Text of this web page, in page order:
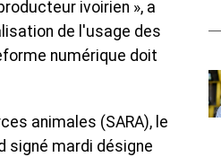
ivoirien », a
de l'usage des
numérique doit
animales (SARA), le
signé mardi désigne